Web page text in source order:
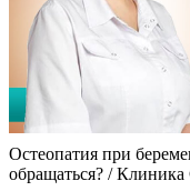
Остеопатия при
обращаться? /